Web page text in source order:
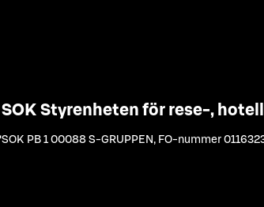
SOK Styrenheten för rese-,
SOK PB 1 00088 S-GRUPPEN , FO-nummer